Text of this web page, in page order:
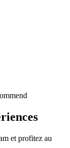
et profitez au